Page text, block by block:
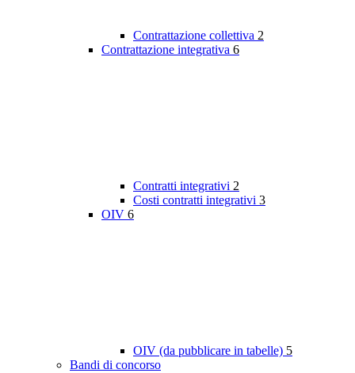
Contrattazione collettiva 2
Contrattazione integrativa 6
Contratti integrativi 2
Costi contratti integrativi 3
OIV 6
OIV (da pubblicare in tabelle) 5
Bandi di concorso